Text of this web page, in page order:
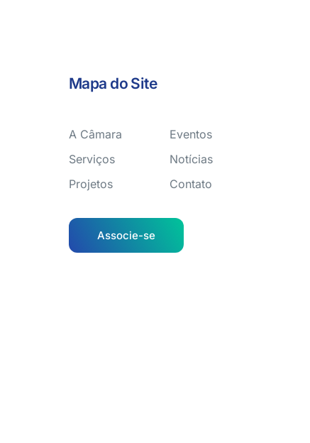
Mapa do Site
A Câmara
Serviços
Projetos
Eventos
Notícias
Contato
Associe-se